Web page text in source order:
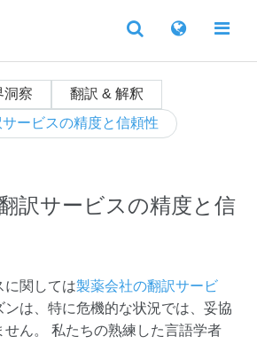
洞察
翻訳 & 解釈
ービスの精度と信頼性
訳サービスの精度と信
に関しては製薬会社の翻訳サービ
ンは、特に危機的な状況では、妥協
ん。 私たちの熟練した言語学者